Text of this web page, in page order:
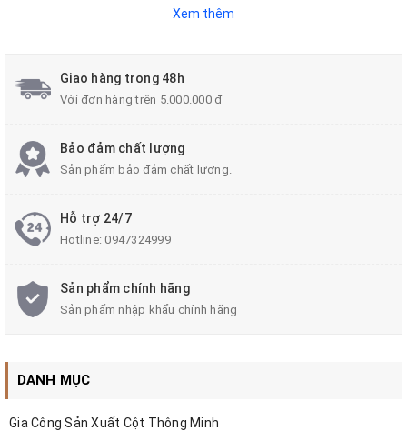
Cột Đèn Thông Minh Zalaa Mã Sản Phẩm ZSP OEM Dành Cho Dự Án
Cột thông minh là dòng sản phẩm được
những năm 2020 cung cấp cho thị trường
hướng Smart City. Năm 2026-2028, ZALAA tiếp
yêu cầu của Chủ đầu tư, Quý khách hàng.
Xem thêm
Giao hàng trong 48h
Với đơn hàng trên 5.000.000 đ
Bảo đảm chất lượng
Sản phẩm bảo đảm chất lượng.
Hỗ trợ 24/7
Hotline:0947324999
Sản phẩm chính hãng
Sản phẩm nhập khẩu chính hãng
DANH MỤC
Gia Công Sản Xuất Cột Thông Minh